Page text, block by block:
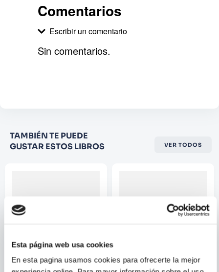
Esta página web usa cookies
En esta pagina usamos cookies para ofrecerte la mejor
Comentarios
Escribir un comentario
Califique el producto de 1 a 5
estrellas
Escribir comentario
Sin comentarios.
TAMBIÉN TE PUEDE
GUSTAR ESTOS LIBROS
VER TODOS